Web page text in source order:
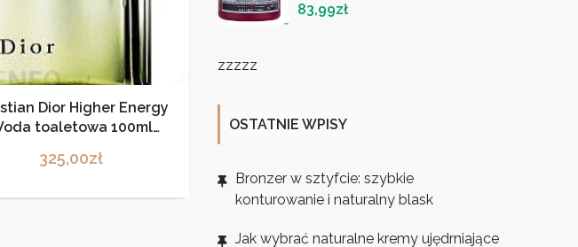
Dior Higher Energy
toaletowa 100ml
325,00zł
83,99zł
zzzzz
OSTATNIE WPISY
Bronzer w sztyfcie: szybkie
konturowanie i naturalny blask
Jak wybrać naturalne kremy ujędrniające